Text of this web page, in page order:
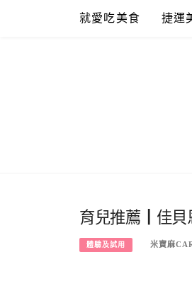
就愛吃美食 捷運
育兒推薦┃佳貝
體驗及試用 米寶麻